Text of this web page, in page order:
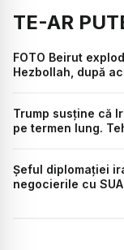
TE-AR
FOTO Beirut
Hezbollah, după
Trump susține că
pe termen lung.
Șeful diplomației
negocierile cu SUA